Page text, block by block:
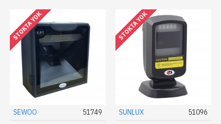
STOKTA YOK
SEWOO 51749
STOKTA YOK
SUNLUX 51096